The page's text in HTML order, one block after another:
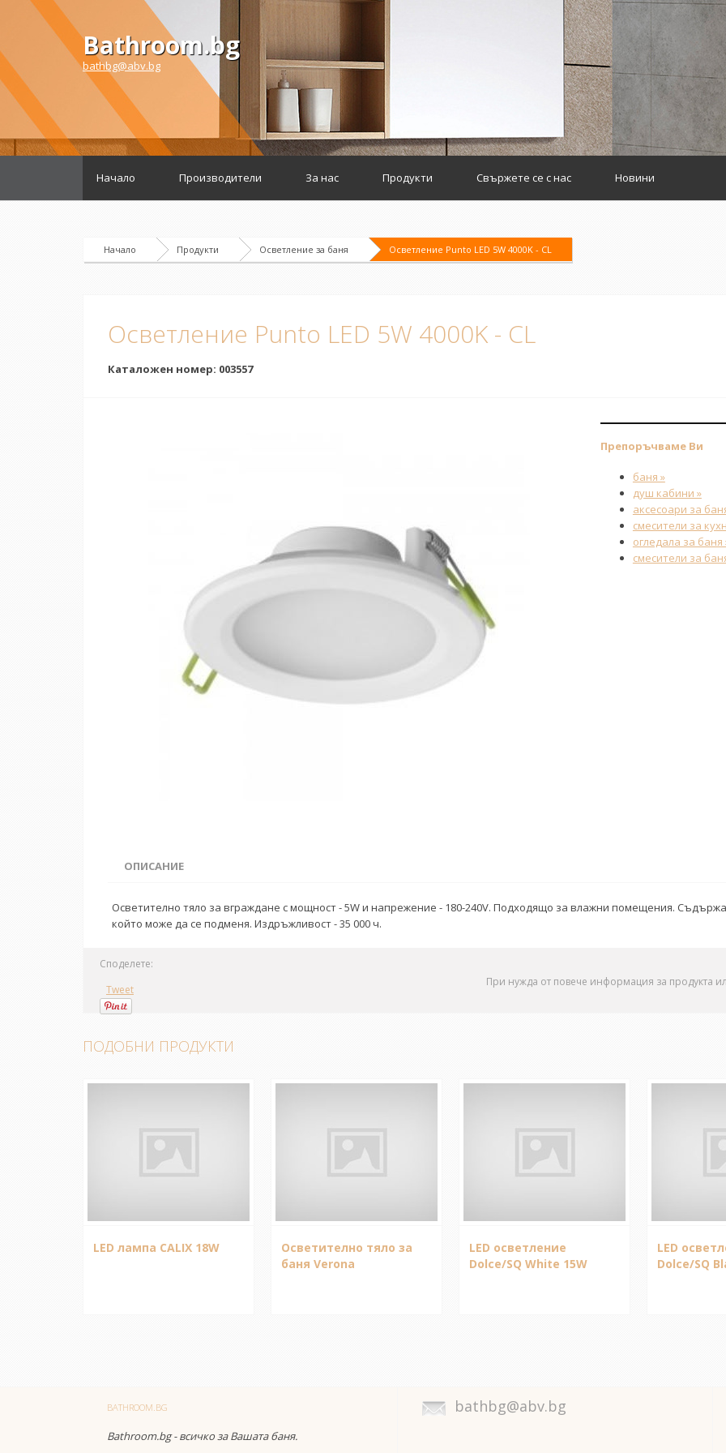
Bathroom.bg
bathbg@abv.bg
Начало Производители За нас Продукти Свържете се с нас Новини
Начало Продукти Осветление за баня Осветление Punto LED 5W 4000K - CL
Осветление Punto LED 5W 4000K - CL
Каталожен номер: 003557
Препоръчваме Ви
баня »
душ кабини »
аксесоари за
смесители за
огледала за баня
смесители за
ОПИСАНИЕ
Осветително тяло за вграждане с мощност - 5W и напрежение - 180-240V. Подходящо за влажни помещения.
който може да се подменя. Издръжливост - 35 000 ч.
Споделете:
Tweet
При нужда от повече информация за продукта
ПОДОБНИ ПРОДУКТИ
LED лампа CALIX 18W
Осветително тяло за
баня Verona
LED осветление
Dolce/SQ White 15W
LED
Dolce/SQ
BATHROOM.BG
Bathroom.bg - всичко за Вашата баня.
bathbg@abv.bg